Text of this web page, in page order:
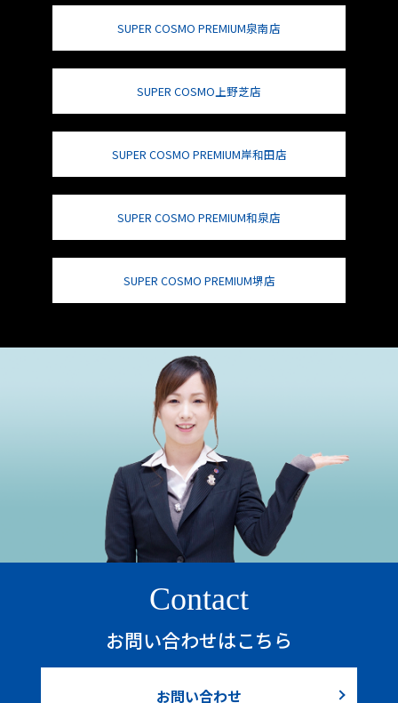
SUPER COSMO PREMIUM泉南店
SUPER COSMO上野芝店
SUPER COSMO PREMIUM岸和田店
SUPER COSMO PREMIUM和泉店
SUPER COSMO PREMIUM堺店
Contact
お問い合わせはこちら
お問い合わせ